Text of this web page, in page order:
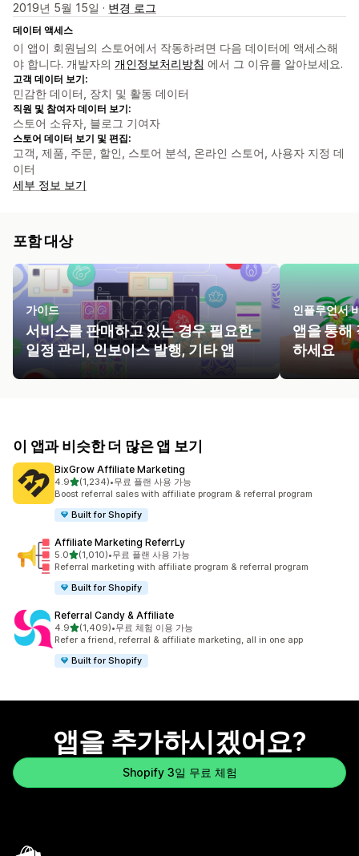
2019년 5월 15일 · 변경 로그
데이터 액세스
이 앱이 회원님의 스토어에서 작동하려면 다음 데이터에 액세스해
야 합니다. 개발자의 개인정보처리방침 에서 그 이유를 알아보세요.
고객 데이터 보기:
민감한 데이터, 장치 및 활동 데이터
직원 및 참여자 데이터 보기:
스토어 소유자, 블로그 기여자
스토어 데이터 보기 및 편집:
고객, 제품, 주문, 할인, 스토어 분석, 온라인 스토어, 사용자 지정 데
이터
세부 정보 보기
포함 대상
가이드
서비스를 판매하고 있는 경우 필요한
일정 관리, 인보이스 발행, 기타 앱
인플루언서
앱을 통해
하세요
이 앱과 비슷한 더 많은 앱 보기
BixGrow Affiliate Marketing
4.9별 5개 중
(1,234)
총 리뷰 1234개
•무료 플랜 사용 가능
Boost referral sales with affiliate program & referral program
Built for Shopify
Affiliate Marketing ReferrLy
5.0별 5개 중
(1,010)
총 리뷰 1010개
•무료 플랜 사용 가능
Referral marketing with affiliate program & referral program
Built for Shopify
Referral Candy & Affiliate
4.9별 5개 중
(1,409)
총 리뷰 1409개
•무료 체험 이용 가능
Refer a friend, referral & affiliate marketing, all in one app
Built for Shopify
앱을 추가하시겠어요?
Shopify 3일 무료 체험